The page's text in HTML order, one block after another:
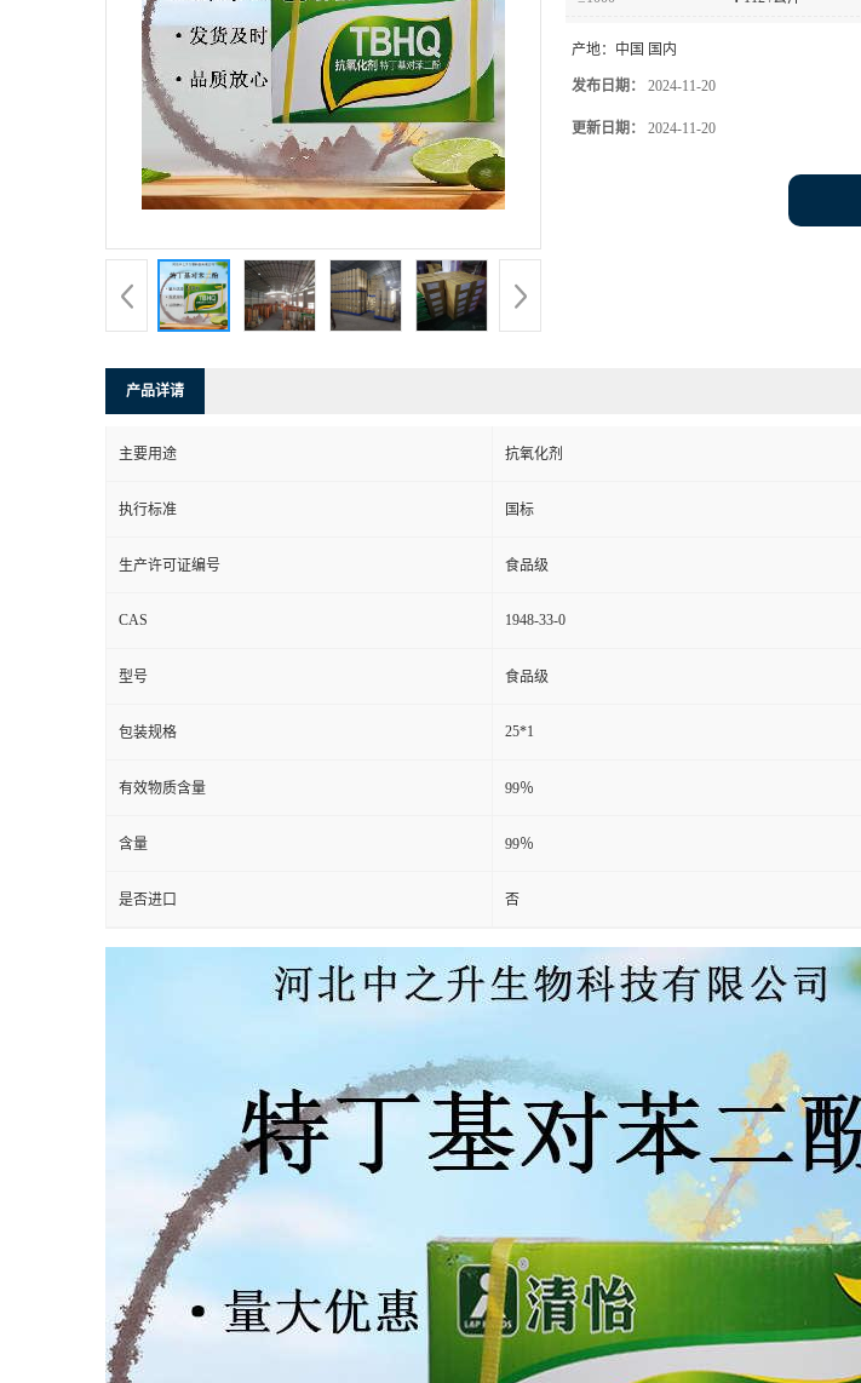
产地： 中国 国内
发布日期： 2024-11-20
更新日期： 2024-11-20
产品详请
主要用途 抗氧化剂
执行标准 国标
生产许可证编号 食品级
CAS 1948-33-0
型号 食品级
包装规格 25*1
有效物质含量 99％
含量 99％
是否进口 否